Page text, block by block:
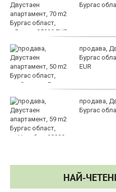
Бургас
продава,
Бургас
EUR
продава,
Бургас
НАЙ-